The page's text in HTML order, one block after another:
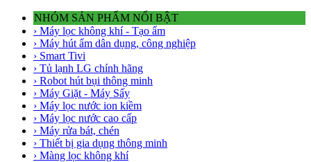
NHÓM SẢN PHẨM NỔI BẬT
› Máy lọc không khí - Tạo ẩm
› Máy hút ẩm dân dụng, công nghiệp
› Smart Tivi
› Tủ lạnh LG chính hãng
› Robot hút bụi thông minh
› Máy Giặt - Máy Sấy
› Máy lọc nước ion kiềm
› Máy lọc nước cao cấp
› Máy rửa bát, chén
› Thiết bị gia dụng thông minh
› Màng lọc không khí